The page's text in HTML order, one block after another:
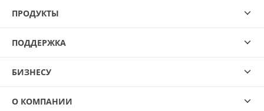
ПРОДУКТЫ
ПОДДЕРЖКА
БИЗНЕСУ
О КОМПАНИИ